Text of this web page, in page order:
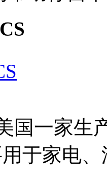
国一家生
于家电